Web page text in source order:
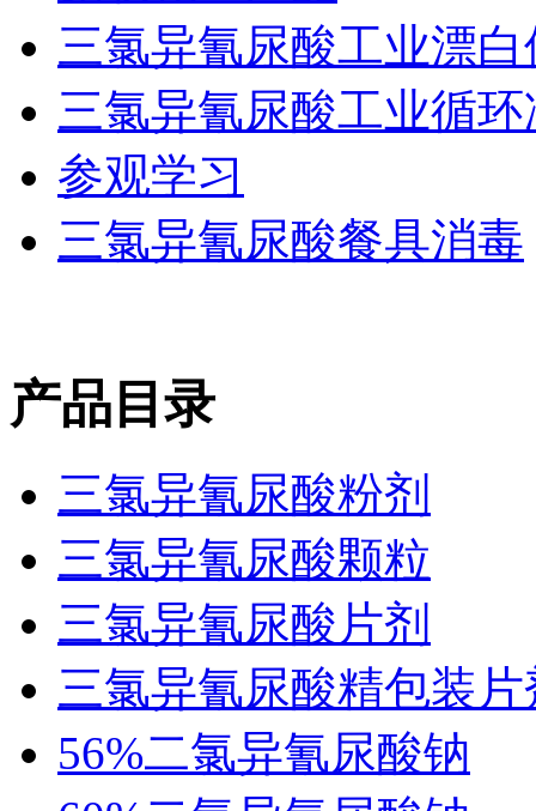
三氯异氰尿酸工业漂
三氯异氰尿酸工业循
参观学习
三氯异氰尿酸餐具消毒
产品目录
三氯异氰尿酸粉剂
三氯异氰尿酸颗粒
三氯异氰尿酸片剂
三氯异氰尿酸精包装片
56%二氯异氰尿酸钠